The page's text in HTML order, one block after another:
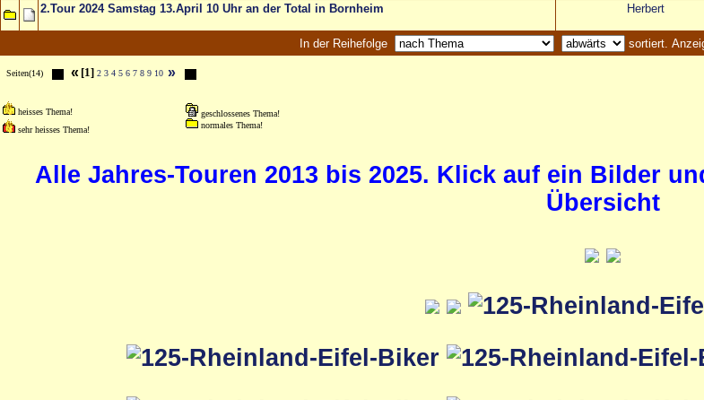
2.Tour 2024 Samstag 13.April 10 Uhr an der Total in Bornheim
Herbert
In der Reihefolge
sortiert.
Seiten(14) « [1] 2 3 4 5 6 7 8 9 10 »
heisses Thema!
sehr heisses Thema!
geschlossenes Thema!
normales Thema!
Alle Jahres-Touren 2013 bis 2025. Klick auf ein Bilder
Übersicht